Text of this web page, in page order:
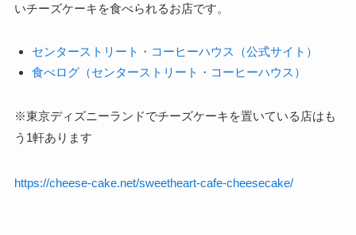
いチーズケーキを食べられるお店です。
センターストリート・コーヒーハウス（公式サイト）
食べログ（センターストリート・コーヒーハウス）
※東京ディズニーランドでチーズケーキを置いている店はも
う1軒あります
https://cheese-cake.net/sweetheart-cafe-cheesecake/